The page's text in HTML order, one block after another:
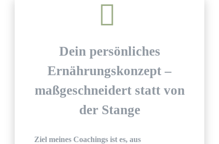
Dein persönliches
Ernährungskonzept –
maßgeschneidert statt von
der Stange
Ziel meines Coachings ist es, aus